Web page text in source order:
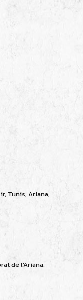
Tunis, Ariana,
de l'Ariana,